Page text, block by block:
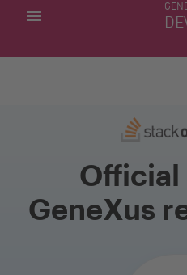
MINHAS APLICACÕES
Official
GeneXus